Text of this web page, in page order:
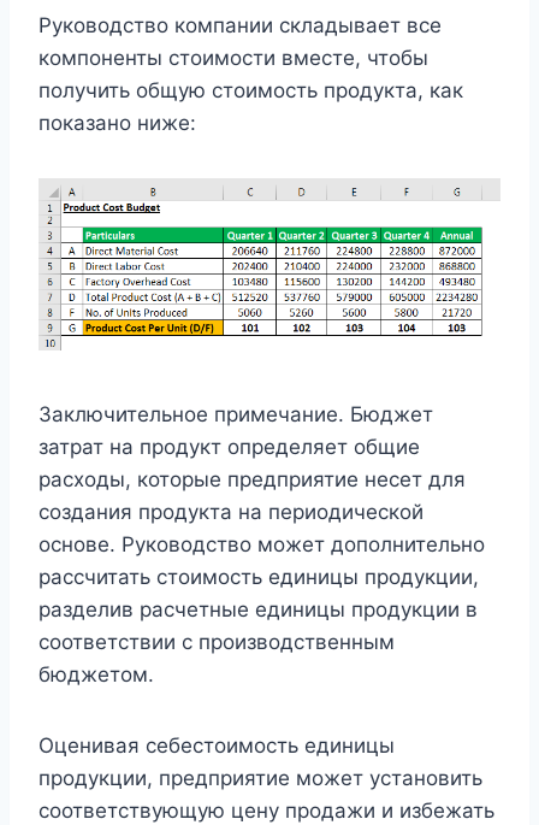
Руководство компании складывает все
компоненты стоимости вместе, чтобы
получить общую стоимость продукта, как
показано ниже:
Заключительное примечание. Бюджет
затрат на продукт определяет общие
расходы, которые предприятие несет для
создания продукта на периодической
основе. Руководство может дополнительно
рассчитать стоимость единицы продукции,
разделив расчетные единицы продукции в
соответствии с производственным
бюджетом.
Оценивая себестоимость единицы
продукции, предприятие может установить
соответствующую цену продажи и избежать